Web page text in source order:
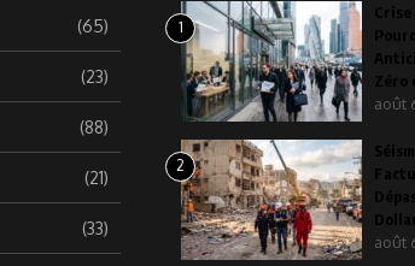
(65)
(23)
(88)
(21)
(33)
1
Crise
Zéro
août
2
août